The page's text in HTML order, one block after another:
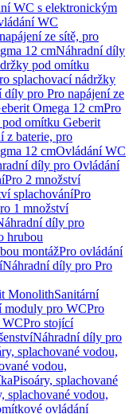
WC s elektronickým
WC
ze sítě, pro
12 cmNáhradní díly
pod omítku
splachovací nádržky
díly pro Pro napájení ze
Omega 12 cmPro
omítku Geberit
z baterie, pro
12 cmOvládání WC
díly pro Ovládání
Pro 2 množství
splachováníPro
1 množství
díly pro
hrubou
montážPro ovládání
Náhradní díly pro Pro
MonolithSanitární
moduly pro WCPro
WCPro stojící
Náhradní díly pro
splachované vodou,
vodou,
Pisoáry, splachované
splachované vodou,
ovládání